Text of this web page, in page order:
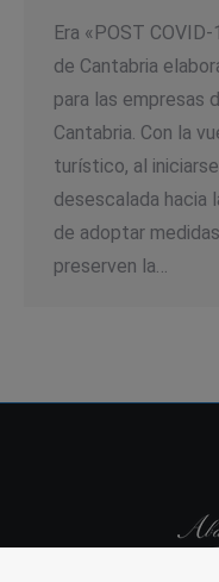
Era «POST
de Cantabria
para las
Cantabria. Con la
turístico, al
desescalada hacia
de adoptar
preserven la…